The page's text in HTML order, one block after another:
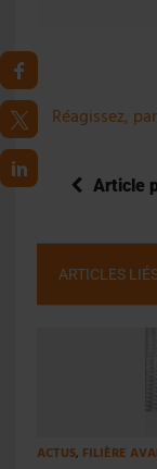
Réagissez,
Article
ARTICLES
ACTUS, FILIÈRE